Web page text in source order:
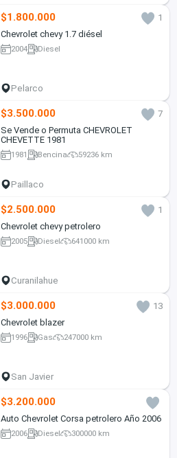
$1.800.000
1
Chevrolet chevy 1.7 diésel
2004 Diesel
Pelarco
$3.500.000
7
Se Vende o Permuta CHEVROLET
CHEVETTE 1981
1981 Bencina 59236 km
Paillaco
$2.500.000
1
Chevrolet chevy petrolero
2005 Diesel 641000 km
Curanilahue
$3.000.000
13
Chevrolet blazer
1996 Gas 247000 km
San Javier
$3.200.000
Auto Chevrolet Corsa petrolero Año 2006
2006 Diesel 300000 km